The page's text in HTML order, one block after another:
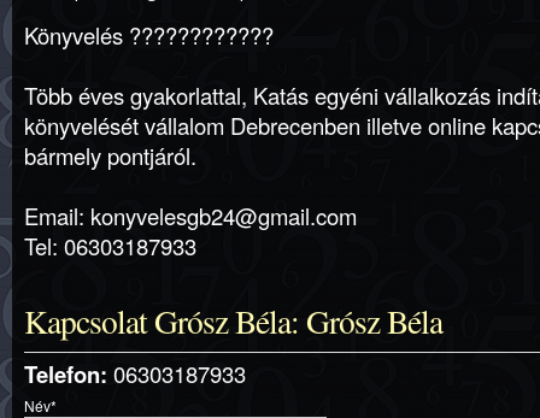
Könyvelés ????????????
Több éves gyakorlattal, Katás egyéni vállalkozás
könyvelését vállalom Debrecenben illetve online
bármely pontjáról.
Email: konyvelesgb24@gmail.com
Tel: 06303187933
Kapcsolat Grósz Béla: Grósz Béla
Telefon: 06303187933
Név*